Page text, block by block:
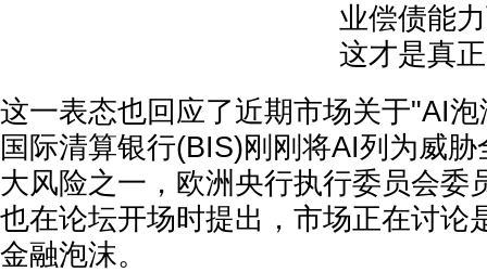
业偿债能
这才是真
这一表态也回应了近期市场关于"AI
国际清算银行(BIS)刚刚将AI列为威
大风险之一，欧洲央行执行委员会委
也在论坛开场时提出，市场正在讨论
金融泡沫。